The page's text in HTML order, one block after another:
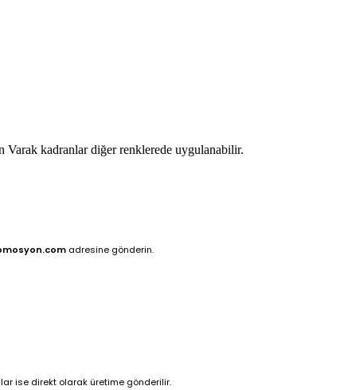
kadranlar diğer renklerede uygulanabilir.
adresine gönderin.
ise direkt olarak üretime gönderilir.